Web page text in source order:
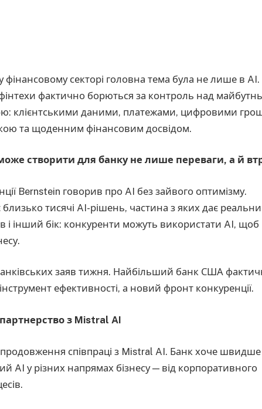
секторі головна тема була не лише в AI.
фінтехи фактично борються за контроль над
клієнтськими даними, платежами, цифровими
та щоденним фінансовим досвідом.
створити для банку не лише переваги, а й
Bernstein говорив про AI без зайвого оптимізму.
тисячі AI-рішень, частина з яких дає
і інший бік: конкуренти можуть використати AI, щоб
заяв тижня. Найбільший банк США
ефективності, а новий фронт конкуренції.
з Mistral AI
продовження співпраці з Mistral AI. Банк хоче швидше
AI у різних напрямах бізнесу — від корпоративного